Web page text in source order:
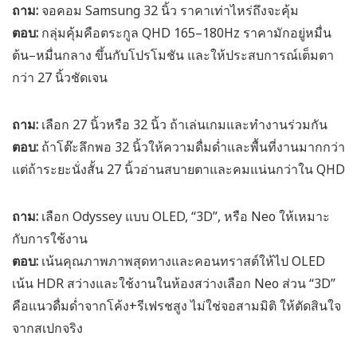
ถาม: จอคอม Samsung 32 นิ้ว ราคาเท่าไหร่ถึงจะคุ้ม
ตอบ: กลุ่มคุ้มคือตระกูล QHD 165–180Hz ราคามักอยู่หมื่น
ต้น–หมื่นกลาง ขึ้นกับโปรโมชัน และให้ประสบการณ์เต็มตา
กว่า 27 นิ้วชัดเจน
ถาม: เลือก 27 นิ้วหรือ 32 นิ้ว ถ้าเล่นเกมและทำงานร่วมกัน
ตอบ: ถ้าโต๊ะลึกพอ 32 นิ้วให้ความดื่มด่ำและพื้นที่งานมากกว่า
แต่ถ้าระยะนั่งสั้น 27 นิ้วอ่านสบายตาและคมแน่นกว่าใน QHD
ถาม: เลือก Odyssey แบบ OLED, “3D”, หรือ Neo ให้เหมาะ
กับการใช้งาน
ตอบ: เน้นคุณภาพภาพสุดทางและคอนทราสต์ให้ไป OLED
เน้น HDR สว่างและใช้งานในห้องสว่างเลือก Neo ส่วน “3D”
คือแนวดื่มด่ำจากโค้ง+รีเฟรชสูง ไม่ใช่จอสามมิติ ให้ตัดสินใจ
จากสเปกจริง